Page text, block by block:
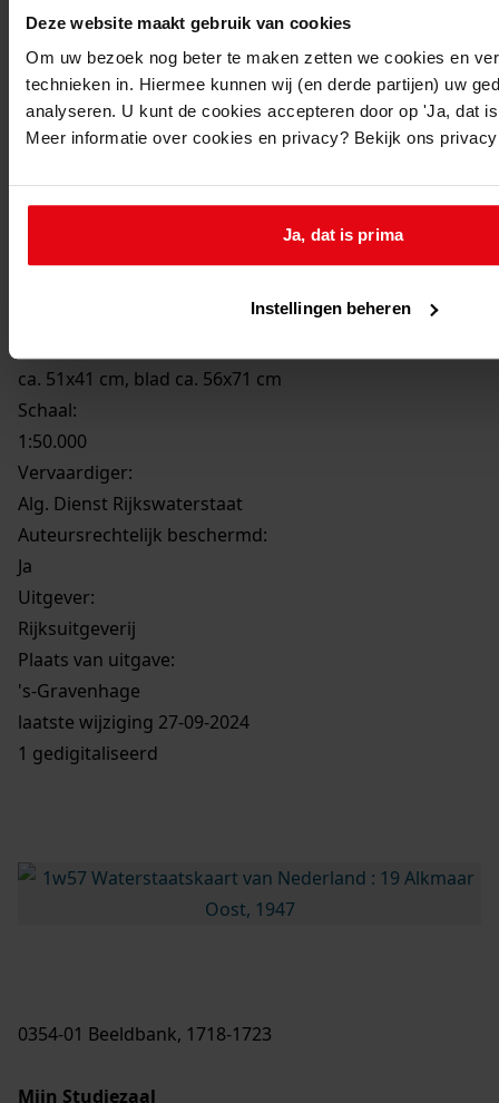
Deze website maakt gebruik van cookies
Om uw bezoek nog beter te maken zetten we cookies en
technieken in. Hiermee kunnen wij (en derde partijen) uw
analyseren. U kunt de cookies accepteren door op 'Ja, dat
Meer informatie over cookies en privacy? Bekijk ons
Ja, dat is prima
Instellingen beheren
Categorie:
Cartografie
Locatie:
Westfriesland
ca. 1950
ca. 51x41 cm, blad ca. 56x71 cm
Schaal:
1:50.000
Vervaardiger:
Alg. Dienst Rijkswaterstaat
Auteursrechtelijk beschermd:
Ja
Uitgever:
Rijksuitgeverij
Plaats van uitgave:
's-Gravenhage
laatste wijziging 27-09-2024
1 gedigitaliseerd
0354-01 Beeldbank, 1718-1723
Mijn Studiezaal